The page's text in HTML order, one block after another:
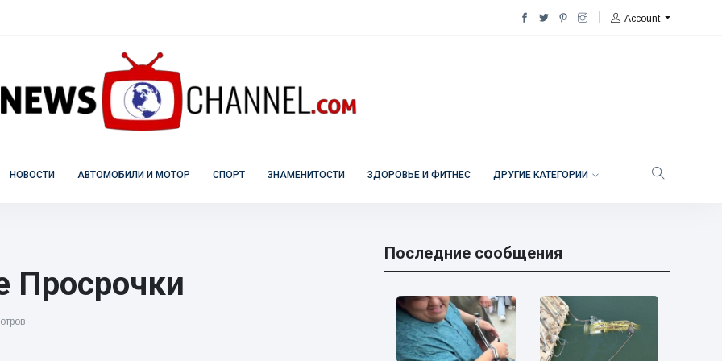
Account
НОВОСТИ АВТОМОБИЛИ И МОТОР СПОРТ ЗНАМЕНИТОСТИ ЗДОРОВЬЕ И ФИТНЕС ДРУГИЕ КАТЕГОРИИ
Просрочки
Последние сообщения